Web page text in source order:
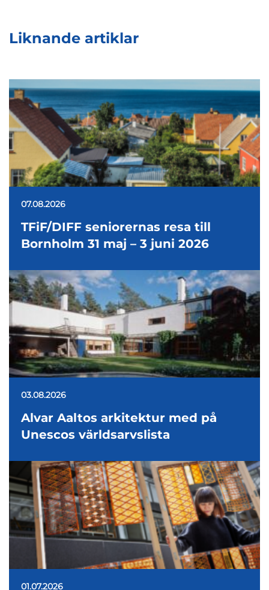
Liknande artiklar
07.08.2026
TFiF/DIFF seniorernas resa till
Bornholm 31 maj – 3 juni 2026
03.08.2026
Alvar Aaltos arkitektur med på
Unescos världsarvslista
01.07.2026